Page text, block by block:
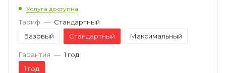
Услуга доступна
Тариф — Стандартный
Базовый
Стандартный Максимальный
Гарантия — 1 год
1 год